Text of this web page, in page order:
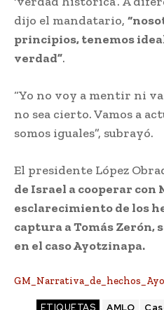
dijo el mandatario,
principios, tenemos
verdad”.
“Yo no voy a mentir ni
no sea cierto. Vamos a
somos iguales”, subrayó.
El presidente López
de Israel a cooperar con
esclarecimiento de los
captura a Tomás
en el caso Ayotzinapa.